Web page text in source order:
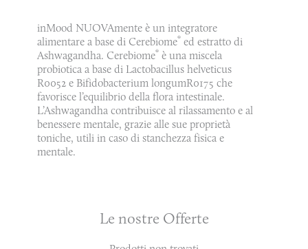
inMood NUOVAmente è un integratore
alimentare a base di Cerebiome® ed estratto di
Ashwagandha. Cerebiome® è una miscela
probiotica a base di Lactobacillus helveticus
R0052 e Bifidobacterium longumR0175 che
favorisce l’equilibrio della flora intestinale.
L’Ashwagandha contribuisce al rilassamento e al
benessere mentale, grazie alle sue proprietà
toniche, utili in caso di stanchezza fisica e
mentale.
Le nostre Offerte